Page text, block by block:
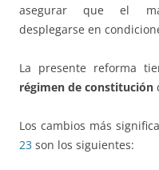
asegurar que el
desplegarse en
La presente reforma
régimen de constitución
Los cambios más
23 son los siguientes: